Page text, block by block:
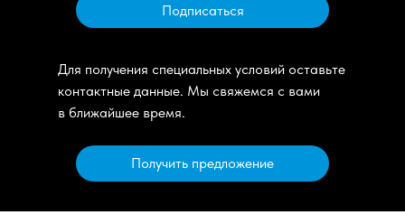
Подписаться
Для получения специальных условий оставьте
контактные данные. Мы свяжемся с вами
в ближайшее время.
Получить предложение